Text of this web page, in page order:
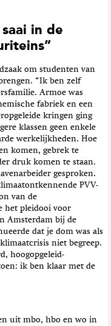
in de
om studenten van
“Ik ben zelf
Armoe was
fabriek en een
kringen ging
klassen geen enkele
werkelijkheden. Hoe
komen, gebrek te
druk komen te staan.
gesproken.
PVV-
van de
het pleidooi voor
Amsterdam bij de
dat je dom was als
niet begreep.
hoogopgeleid-
ik ben klaar met de
uit mbo, hbo en wo in